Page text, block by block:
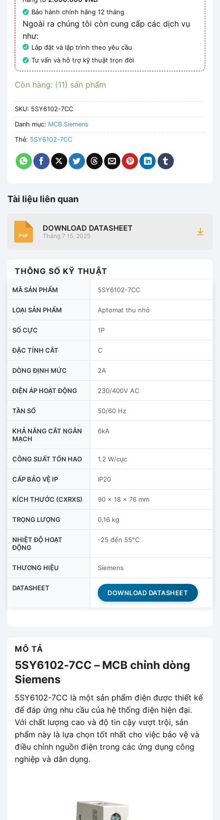
Bảo hành chính hãng 12 tháng
Ngoài ra chúng tôi còn cung cấp các dịch vụ
như:
Lắp đặt và lập trình theo yêu cầu
Tư vấn và hỗ trợ kỹ thuật trọn đời
Còn hàng: (11) sản phẩm
SKU: 5SY6102-7CC
Danh mục: MCB Siemens
Thẻ: 5SY6102-7CC
Tài liệu liên quan
PDF
DOWNLOAD DATASHEET
Tháng 7 15, 2025
THÔNG SỐ KỸ THUẬT
MÃ SẢN PHẨM 5SY6102-7CC
LOẠI SẢN PHẨM Aptomat thu nhỏ
SỐ CỰC 1P
ĐẶC TÍNH CẮT C
DÒNG ĐỊNH MỨC 2A
ĐIỆN ÁP HOẠT ĐỘNG 230/400V AC
TẦN SỐ 50/60 Hz
KHẢ NĂNG CẮT NGẮN
MẠCH
6kA
CÔNG SUẤT TỔN HAO 1.2 W/cực
CẤP BẢO VỆ IP IP20
KÍCH THƯỚC (CXRXS) 90 x 18 x 76 mm
TRỌNG LƯỢNG 0.16 kg
NHIỆT ĐỘ HOẠT
ĐỘNG
-25 đến 55°C
THƯƠNG HIỆU Siemens
DATASHEET
DOWNLOAD DATASHEET
MÔ TẢ
5SY6102-7CC – MCB chỉnh dòng
Siemens
5SY6102-7CC là một sản phẩm điện được thiết kế
để đáp ứng nhu cầu của hệ thống điện hiện đại.
Với chất lượng cao và độ tin cậy vượt trội, sản
phẩm này là lựa chọn tốt nhất cho việc bảo vệ và
điều chỉnh nguồn điện trong các ứng dụng công
nghiệp và dân dụng.